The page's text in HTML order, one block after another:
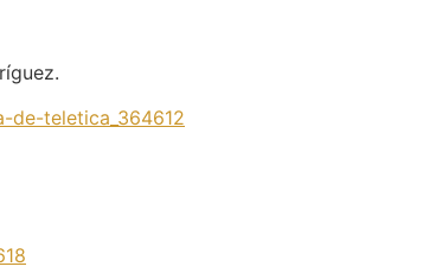
teletica_364612